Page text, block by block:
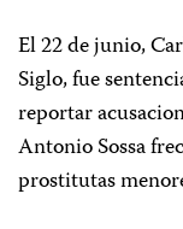
El 22 de junio,
Siglo, fue
reportar
Antonio Sossa
prostitutas